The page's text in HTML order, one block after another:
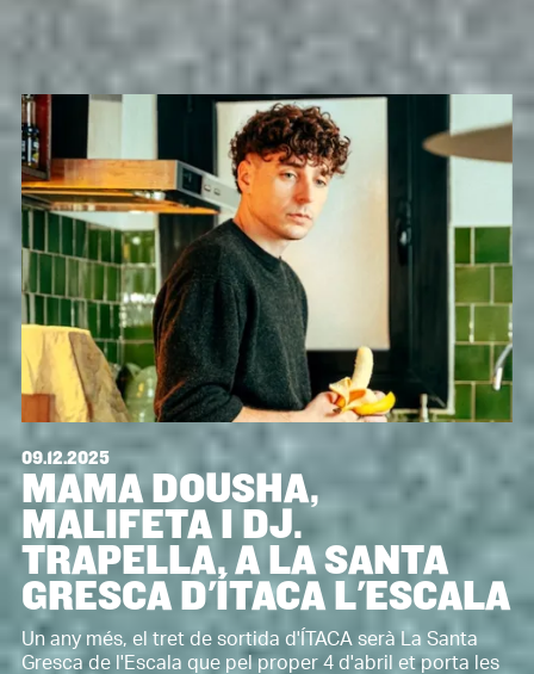
09.12.2025
MAMA DOUSHA,
MALIFETA I DJ.
TRAPELLA, A LA SANTA
GRESCA D'ÍTACA L'ESCALA
Un any més, el tret de sortida d'ÍTACA serà La Santa
Gresca de l'Escala que pel proper 4 d'abril et porta les